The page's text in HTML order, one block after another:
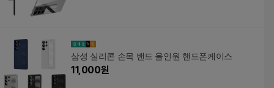
삼성 실리콘 손목 밴드 올인원 핸드폰케이스
11,000원